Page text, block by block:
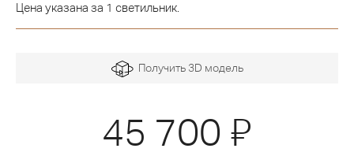
Цена указана за 1 светильник.
Получить 3D модель
45 700 Я